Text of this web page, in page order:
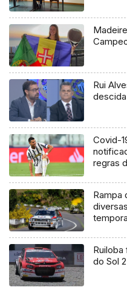
Rui
Covid-
regras
Rampa
do Sol